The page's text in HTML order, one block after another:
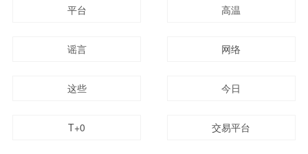
平台 高温
谣言 网络
这些 今日
T+0 交易平台